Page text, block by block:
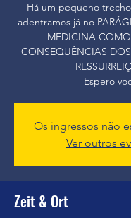
Há um pequeno
adentramos já no
MEDICINA
CONSEQUÊNCIAS
Espero
Os ingressos não
Ver outros
Zeit & Ort